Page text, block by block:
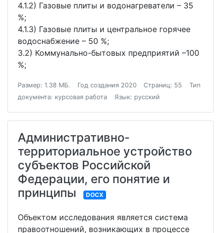
4.1.2) Газовые плиты и водонагреватели – 35
%;
4.1.3) Газовые плиты и центральное горячее
водоснабжение – 50 %;
3.2) Коммунально-бытовых предприятий –100
%;
Размер: 1.38 МБ. Год создания 2020 Страниц: 55
Тип
документа: курсовая работа
Язык: русский
Административно-
территориальное устройство
субъектов Российской
Федерации, его понятие и
принципы
DOCX
Объектом исследования является система
правоотношений, возникающих в процессе